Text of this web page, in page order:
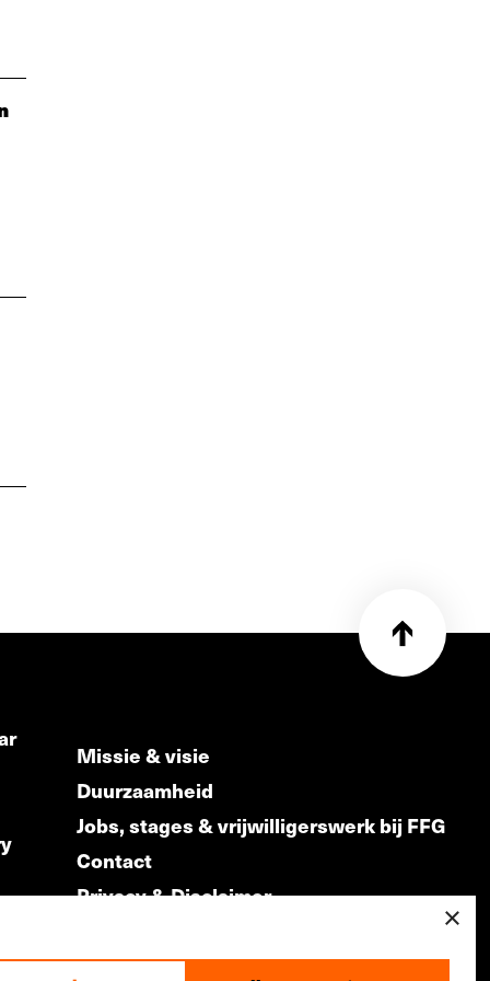
Missie & visie
Duurzaamheid
Jobs, stages & vrijwilligerswerk bij FFG
Contact
Privacy & Disclaimer
×